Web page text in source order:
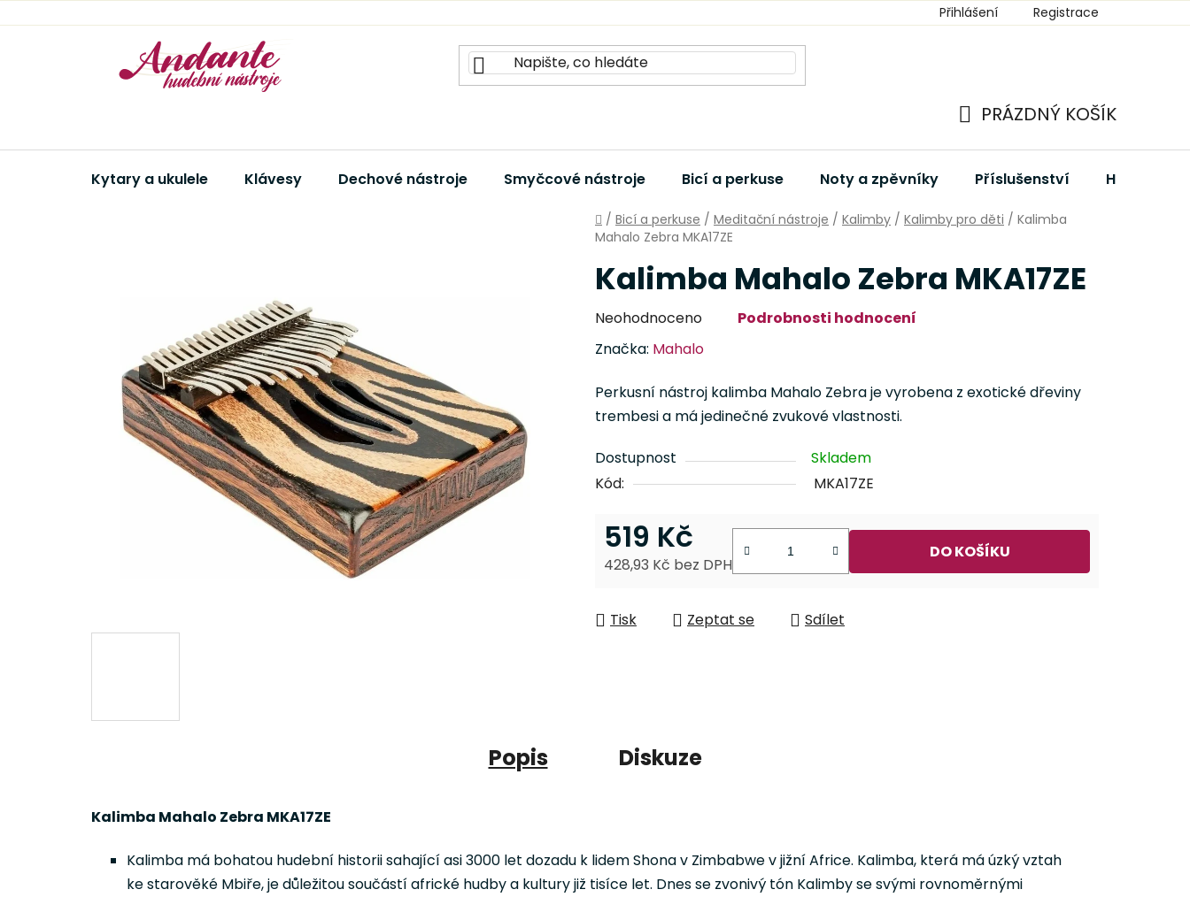
na
Přihlášení Registrace
KOŠÍK
PRÁZDNÝ KOŠÍK
Kytary a ukulele Klávesy Dechové nástroje Smyčcové nástroje Bicí a perkuse Noty a zpěvníky Příslušenství Hudební
Domů
/ Bicí a perkuse / Meditační nástroje / Kalimby / Kalimby pro děti / Kalimba
Mahalo Zebra MKA17ZE
Kalimba Mahalo Zebra MKA17ZE
Průměrné
produktu
je
0,0
5
hvězdiček.
Neohodnoceno
Podrobnosti hodnocení
Značka: Mahalo
Perkusní nástroj kalimba Mahalo Zebra je vyrobena z exotické dřeviny
trembesi a má jedinečné zvukové vlastnosti.
Dostupnost
Skladem
Kód:
MKA17ZE
519 Kč
428,93 Kč bez DPH
DO KOŠÍKU
Tisk Zeptat se Sdílet
Popis Diskuze
Kalimba Mahalo Zebra MKA17ZE
Kalimba má bohatou hudební historii sahající asi 3000 let dozadu k lidem Shona v Zimbabwe v jižní Africe. Kalimba, která má úzký vztah
ke starověké Mbiře, je důležitou součástí africké hudby a kultury již tisíce let. Dnes se zvonivý tón Kalimby se svými rovnoměrnými